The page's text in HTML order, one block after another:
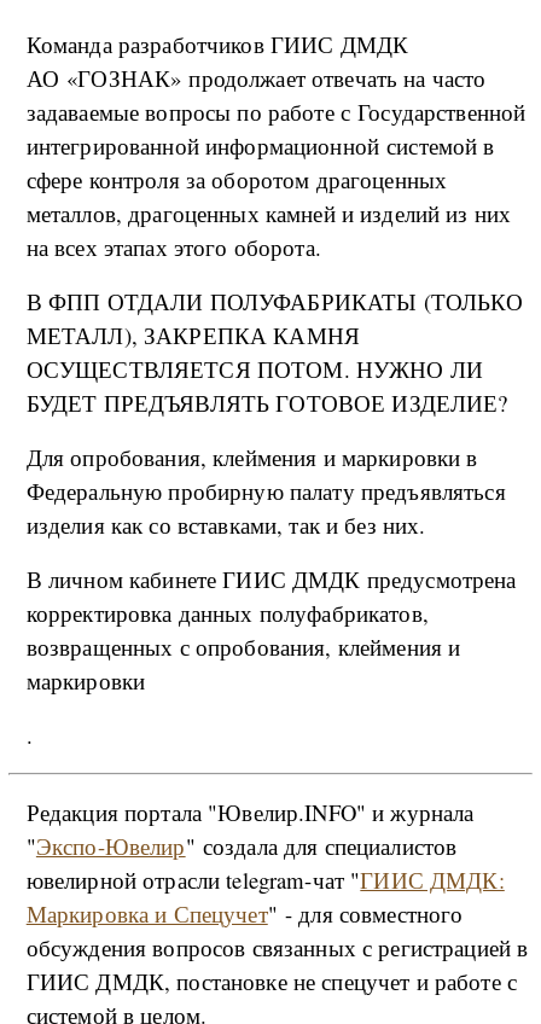
Команда разработчиков ГИИС ДМДК
АО «ГОЗНАК» продолжает отвечать на часто
задаваемые вопросы по работе с Государственной
интегрированной информационной системой в
сфере контроля за оборотом драгоценных
металлов, драгоценных камней и изделий из них
на всех этапах этого оборота.
В ФПП ОТДАЛИ ПОЛУФАБРИКАТЫ (ТОЛЬКО
МЕТАЛЛ), ЗАКРЕПКА КАМНЯ
ОСУЩЕСТВЛЯЕТСЯ ПОТОМ. НУЖНО ЛИ
БУДЕТ ПРЕДЪЯВЛЯТЬ ГОТОВОЕ ИЗДЕЛИЕ?
Для опробования, клеймения и маркировки в
Федеральную пробирную палату предъявляться
изделия как со вставками, так и без них.
В личном кабинете ГИИС ДМДК предусмотрена
корректировка данных полуфабрикатов,
возвращенных с опробования, клеймения и
маркировки
.
Редакция портала "Ювелир.INFO" и журнала
"Экспо-Ювелир" создала для специалистов
ювелирной отрасли telegram-чат "ГИИС ДМДК:
Маркировка и Спецучет" - для совместного
обсуждения вопросов связанных с регистрацией в
ГИИС ДМДК, постановке не спецучет и работе с
системой в целом.